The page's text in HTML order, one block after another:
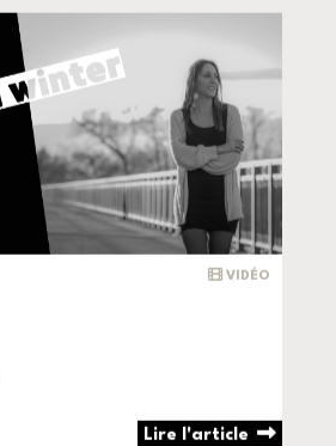
VIDÉO
Lire l'article